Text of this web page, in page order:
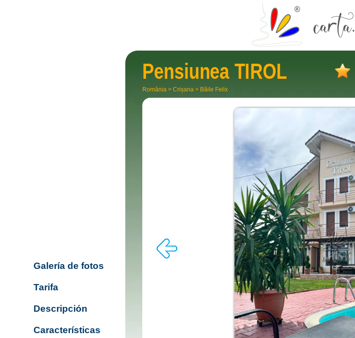
Pensiunea TIROL
România > Crișana > Băile Felix
Galería de fotos
Tarifa
Descripción
Características